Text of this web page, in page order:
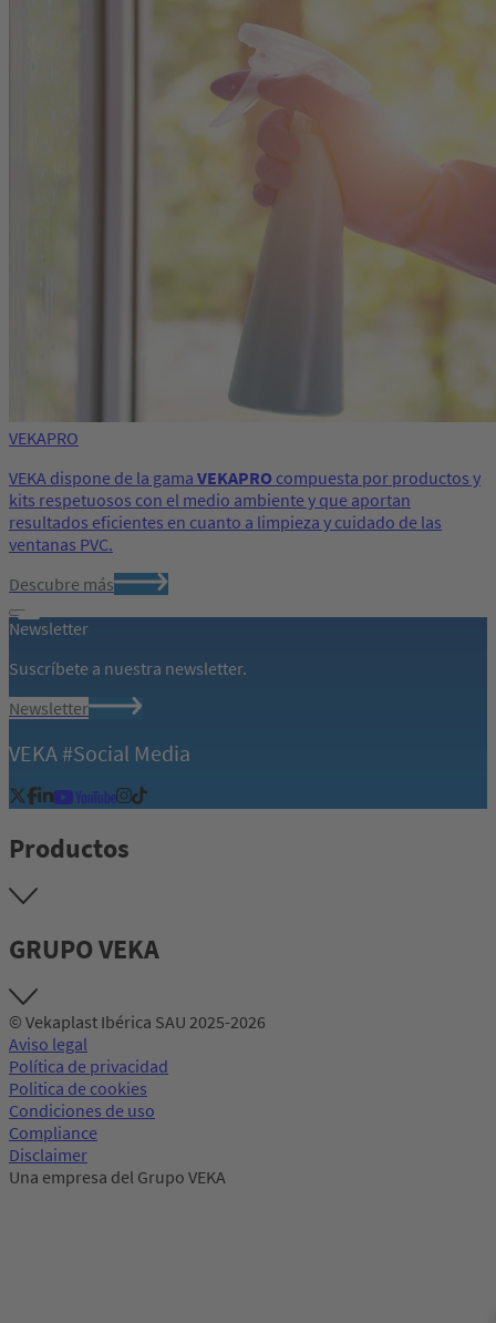
VEKAPRO
VEKA dispone de la gama VEKAPRO compuesta por productos y
kits respetuosos con el medio ambiente y que aportan
resultados eficientes en cuanto a limpieza y cuidado de las
ventanas PVC.
Descubre más
Newsletter
Suscríbete a nuestra newsletter.
Newsletter
VEKA #Social Media
Productos
GRUPO VEKA
© Vekaplast Ibérica SAU 2025-2026
Aviso legal
Política de privacidad
Politica de cookies
Condiciones de uso
Compliance
Disclaimer
Una empresa del Grupo VEKA